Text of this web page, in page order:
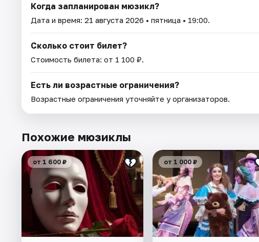
Когда запланирован мюзикл?
Дата и время: 21 августа 2026 • пятница • 19:00.
Сколько стоит билет?
Стоимость билета: от 1 100 ₽.
Есть ли возрастные ограничения?
Возрастные ограничения уточняйте у организаторов.
Похожие мюзиклы
от 1 600 ₽ от 1 000 ₽